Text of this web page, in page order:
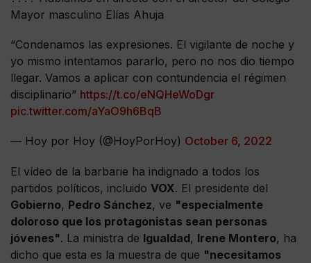
Mayor masculino Elías Ahuja
“Condenamos las expresiones. El vigilante de noche y
yo mismo intentamos pararlo, pero no nos dio tiempo
llegar. Vamos a aplicar con contundencia el régimen
disciplinario” https://t.co/eNQHeWoDgr
pic.twitter.com/aYaO9h6BqB
— Hoy por Hoy (@HoyPorHoy) October 6, 2022
El vídeo de la barbarie ha indignado a todos los
partidos políticos, incluido VOX. El presidente del
Gobierno, Pedro Sánchez, ve "especialmente
doloroso que los protagonistas sean personas
jóvenes". La ministra de Igualdad, Irene Montero, ha
dicho que esta es la muestra de que "necesitamos